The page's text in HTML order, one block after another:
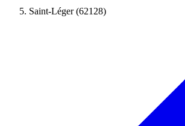
Saint-Léger (62128)